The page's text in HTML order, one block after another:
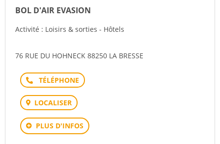
BOL D'AIR EVASION
Activité : Loisirs & sorties - Hôtels
76 RUE DU HOHNECK 88250 LA BRESSE
Téléphone
LOCALISER
PLUS D'INFOS